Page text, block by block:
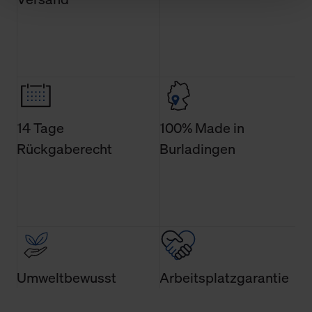
Schaltflächen können Sie die Arten der Cookies selbst
erforderlichen Cookies.
Über den Reiter „Details“ erfahren Sie weiterführende
Informationen über die jeweiligen Cookies und ihren
Verwendungszweck. Bei „Über Cookies“ können Sie
der Webseite nicht erforderlich und kann jederzeit mit
Wirkung für die Zukunft widerrufen. Der Widerruf der
Einwilligung hat jedoch keine Auswirkung auf die
bisherigen Einstellungen und die damit verbundene
14 Tage
Rückgaberecht
100% Made in
Burladingen
Umweltbewusst Arbeitsplatzgarantie